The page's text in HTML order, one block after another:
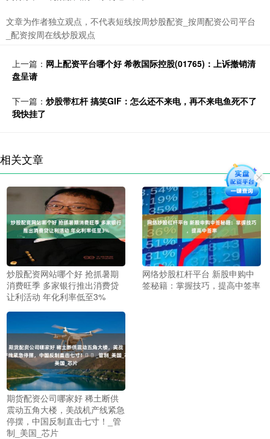
文章为作者独立观点，不代表短线按周炒股配资_按周配资公司平台
_配资按周在线炒股观点
上一篇： 网上配资平台哪个好 希教国际控股(01765)：上诉撤销清
盘呈请
下一篇： 炒股带杠杆 搞笑GIF：怎么还不来电，再不来电鱼死不了
我快挂了
相关文章
炒股配资网站哪个好 抢抓暑期
消费旺季 多家银行推出消费贷
让利活动 年化利率低至3%
网络炒股杠杆平台 新股申购中
签秘籍：掌握技巧，提高中签率
期货配资公司哪家好 稀土断供
震动五角大楼，美战机产线紧急
停摆，中国反制直击七寸！​​_管
制_美国_芯片